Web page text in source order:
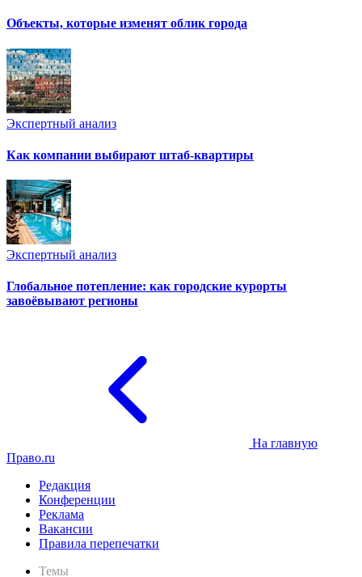
Объекты, которые изменят облик города
Экспертный анализ
Как компании выбирают штаб-квартиры
Экспертный анализ
Глобальное потепление: как городские курорты
завоёвывают регионы
На главную
Право.ru
Редакция
Конференции
Реклама
Вакансии
Правила перепечатки
Темы